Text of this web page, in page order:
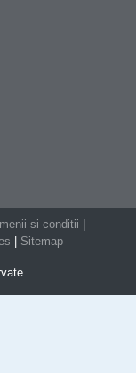
si conditii |
| Sitemap